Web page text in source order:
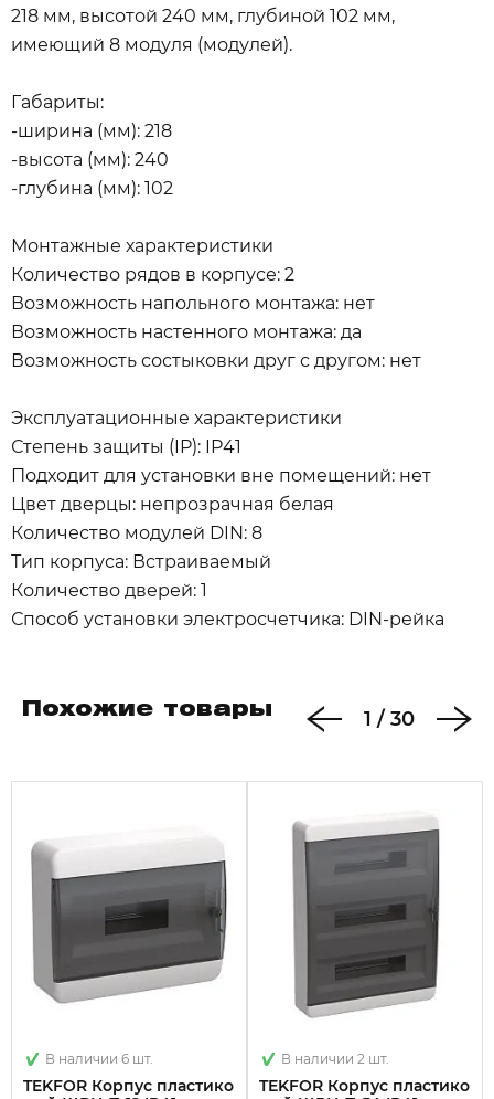
218 мм, высотой 240 мм, глубиной 102 мм,
имеющий 8 модуля (модулей).
Габариты:
-ширина (мм): 218
-высота (мм): 240
-глубина (мм): 102
Монтажные характеристики
Количество рядов в корпусе: 2
Возможность напольного монтажа: нет
Возможность настенного монтажа: да
Возможность состыковки друг с другом: нет
Эксплуатационные характеристики
Степень защиты (IP): IP41
Подходит для установки вне помещений: нет
Цвет дверцы: непрозрачная белая
Количество модулей DIN: 8
Тип корпуса: Встраиваемый
Количество дверей: 1
Способ установки электросчетчика: DIN-рейка
Похожие товары 1 / 30
В наличии 6 шт.
TEKFOR Корпус пластико
В наличии 2 шт.
TEKFOR Корпус пластико